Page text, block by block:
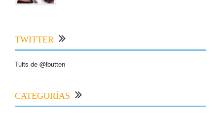
TWITTER
Tuits de @lbutten
CATEGORÍAS